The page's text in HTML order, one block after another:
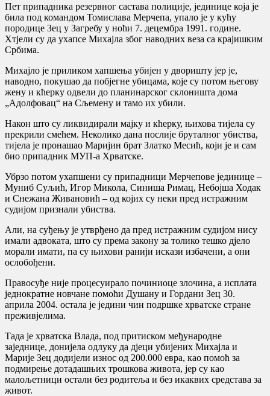
Пет припадника резервног састава полиције, јединице која је
била под командом Томислава Мерчепа, упало је у кућу
породице Зец у Загребу у ноћи 7. децембра 1991. године.
Хтјели су да ухапсе Михајла због наводних веза са крајишким
Србима.
Михајло је приликом хапшења убијен у дворишту јер је,
наводно, покушао да побјегне убицама, које су потом његову
жену и кћерку одвели до планинарског склоништа дома
„Адолфовац“ на Сљемену и тамо их убили.
Након што су ликвидирали мајку и кћерку, њихова тијела су
прекрили смећем. Неколико дана послије бруталног убиства,
тијела је пронашао Маријин брат Златко Месић, који је и сам
био припадник МУП-а Хрватске.
Убрзо потом ухапшени су припадници Мерчепове јединице –
Муниб Суљић, Игор Микола, Синиша Римац, Небојша Ходак
и Снежана Живановић – од којих су неки пред истражним
судијом признали убиства.
Али, на суђењу је утврђено да пред истражним судијом нису
имали адвоката, што су према закону за толико тешко дјело
морали имати, па су њихови ранији искази избачени, а они
ослобођени.
Правосуђе није процесуирало починиоце злочина, а исплата
једнократне новчане помоћи Душану и Гордани Зец 30.
априла 2004. остала је једини чин подршке хрватске стране
преживјелима.
Тада је хрватска Влада, под притиском међународне
заједнице, донијела одлуку да дјеци убијених Михајла и
Марије Зец додијели износ од 200.000 евра, као помоћ за
подмирење дотадашњих трошкова живота, јер су као
малољетници остали без родитеља и без икаквих средстава за
живот.